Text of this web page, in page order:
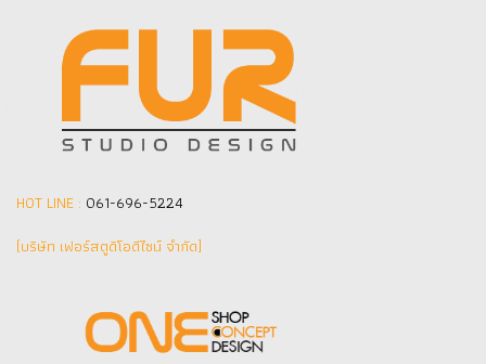
HOT LINE : 061-696-5224
(บริษัท เฟอร์สตูดิโอดีไซน์ จำกัด]